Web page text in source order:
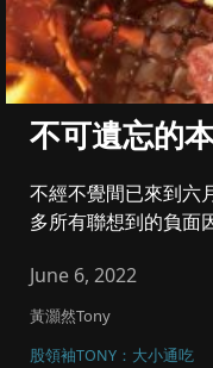
不可遺忘的
不經不覺間已來到六
多所有聯想到的負面
June 6, 2022
黃灝然Tony
股領袖TONY：大小通吃